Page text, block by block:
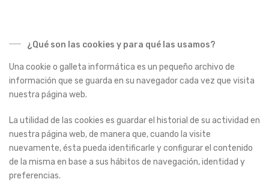
¿Qué son las cookies y para qué las usamos?
Una cookie o galleta informática es un pequeño archivo de
información que se guarda en su navegador cada vez que visita
nuestra página web.
La utilidad de las cookies es guardar el historial de su actividad en
nuestra página web, de manera que, cuando la visite
nuevamente, ésta pueda identificarle y configurar el contenido
de la misma en base a sus hábitos de navegación, identidad y
preferencias.